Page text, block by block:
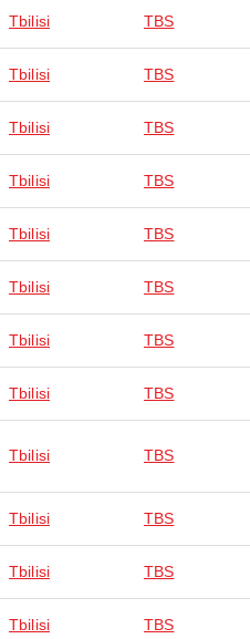
Tbilisi TBS
Tbilisi TBS
Tbilisi TBS
Tbilisi TBS
Tbilisi TBS
Tbilisi TBS
Tbilisi TBS
Tbilisi TBS
Tbilisi TBS
Tbilisi TBS
Tbilisi TBS
Tbilisi TBS